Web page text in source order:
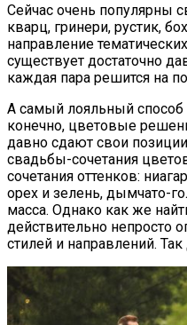
Сейчас очень популярны
кварц, гринери, рустик,
направление
существует достаточно
каждая пара решится на
А самый лояльный
конечно, цветовые
давно сдают свои
свадьбы-сочетания
сочетания оттенков:
орех и зелень, дымчато-
масса. Однако как же
действительно непросто
стилей и направлений.